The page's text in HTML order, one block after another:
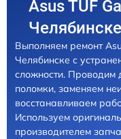
Asus TUF
Челябинске
Выполняем ремонт
Челябинске с
сложности. Проводим
поломки, заменяем
восстанавливаем
Используем
производителем